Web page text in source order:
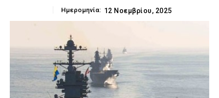
Ημερομηνία: 12 Νοεμβρίου, 2025